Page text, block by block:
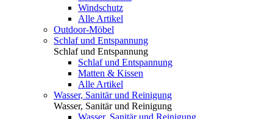
Windschutz
Alle Artikel
Outdoor-Möbel
Schlaf und Entspannung
Schlaf und Entspannung
Schlaf und Entspannung
Matten & Kissen
Alle Artikel
Wasser, Sanitär und Reinigung
Wasser, Sanitär und Reinigung
Wasser, Sanitär und Reinigung